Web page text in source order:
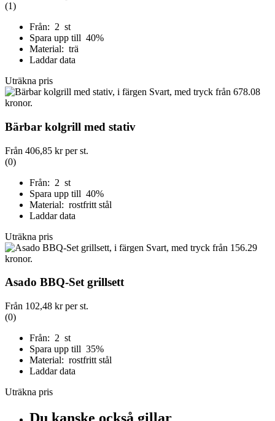
(1)
Från: 2 st
Spara upp till 40%
Material: trä
Laddar data
Uträkna pris
Bärbar kolgrill med stativ
Från 406,85 krper st.
(0)
Från: 2 st
Spara upp till 40%
Material: rostfritt stål
Laddar data
Uträkna pris
Asado BBQ-Set grillsett
Från 102,48 krper st.
(0)
Från: 2 st
Spara upp till 35%
Material: rostfritt stål
Laddar data
Uträkna pris